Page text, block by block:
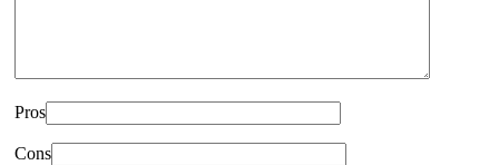
Pros
Cons